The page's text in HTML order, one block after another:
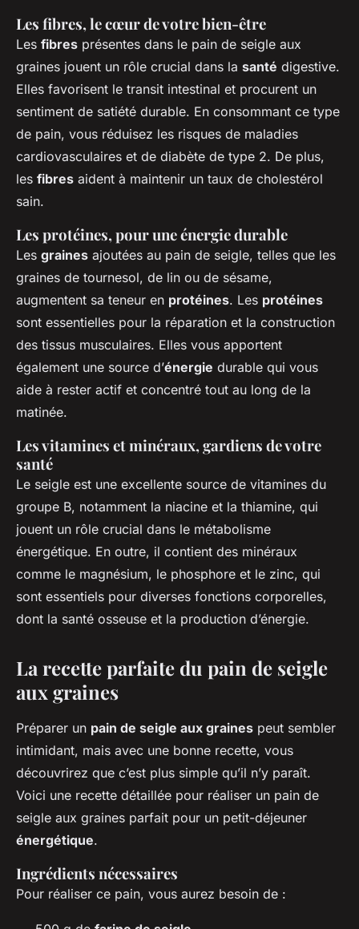
Les fibres, le cœur de votre bien-être
Les fibres présentes dans le pain de seigle aux
graines jouent un rôle crucial dans la santé digestive.
Elles favorisent le transit intestinal et procurent un
sentiment de satiété durable. En consommant ce type
de pain, vous réduisez les risques de maladies
cardiovasculaires et de diabète de type 2. De plus,
les fibres aident à maintenir un taux de cholestérol
sain.
Les protéines, pour une énergie durable
Les graines ajoutées au pain de seigle, telles que les
graines de tournesol, de lin ou de sésame,
augmentent sa teneur en protéines. Les protéines
sont essentielles pour la réparation et la construction
des tissus musculaires. Elles vous apportent
également une source d’énergie durable qui vous
aide à rester actif et concentré tout au long de la
matinée.
Les vitamines et minéraux, gardiens de votre
santé
Le seigle est une excellente source de vitamines du
groupe B, notamment la niacine et la thiamine, qui
jouent un rôle crucial dans le métabolisme
énergétique. En outre, il contient des minéraux
comme le magnésium, le phosphore et le zinc, qui
sont essentiels pour diverses fonctions corporelles,
dont la santé osseuse et la production d’énergie.
La recette parfaite du pain de seigle
aux graines
Préparer un pain de seigle aux graines peut sembler
intimidant, mais avec une bonne recette, vous
découvrirez que c’est plus simple qu’il n’y paraît.
Voici une recette détaillée pour réaliser un pain de
seigle aux graines parfait pour un petit-déjeuner
énergétique.
Ingrédients nécessaires
Pour réaliser ce pain, vous aurez besoin de :